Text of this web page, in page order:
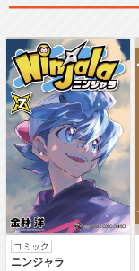
コミック
ニンジャラ